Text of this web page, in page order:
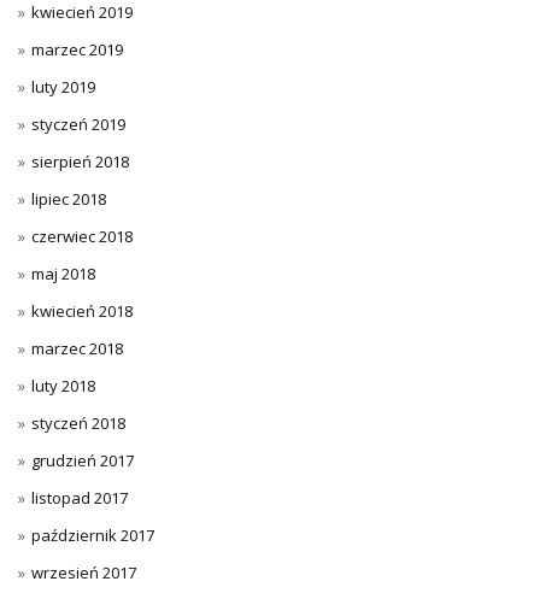
kwiecień 2019
marzec 2019
luty 2019
styczeń 2019
sierpień 2018
lipiec 2018
czerwiec 2018
maj 2018
kwiecień 2018
marzec 2018
luty 2018
styczeń 2018
grudzień 2017
listopad 2017
październik 2017
wrzesień 2017